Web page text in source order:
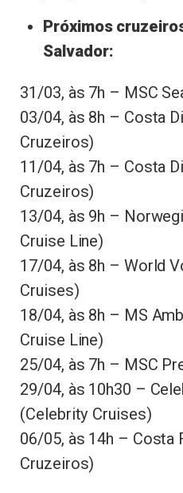
Próximos
Salvador:
31/03, às 7h – MSC
03/04, às 8h – Costa
Cruzeiros)
11/04, às 7h – Costa
Cruzeiros)
13/04, às 9h –
Cruise Line)
17/04, às 8h – World
Cruises)
18/04, às 8h – MS
Cruise Line)
25/04, às 7h – MSC
29/04, às 10h30 –
(Celebrity Cruises)
06/05, às 14h – Costa
Cruzeiros)